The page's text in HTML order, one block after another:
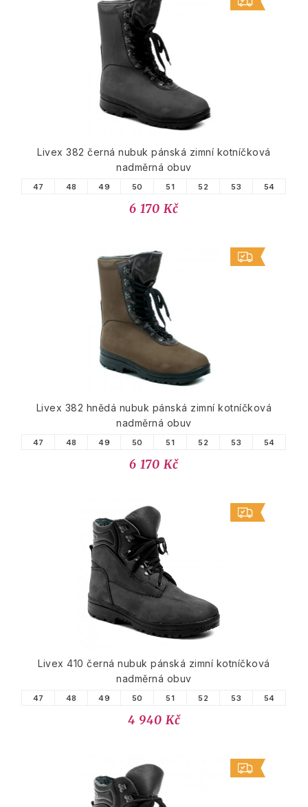
Livex 382 černá nubuk pánská zimní kotníčková
nadměrná obuv
47 48 49 50 51 52 53 54
6 170 Kč
Livex 382 hnědá nubuk pánská zimní kotníčková
nadměrná obuv
47 48 49 50 51 52 53 54
6 170 Kč
Livex 410 černá nubuk pánská zimní kotníčková
nadměrná obuv
47 48 49 50 51 52 53 54
4 940 Kč